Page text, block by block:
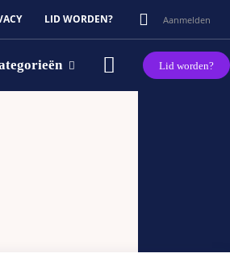
LID WORDEN? Aanmelden
Lid worden?